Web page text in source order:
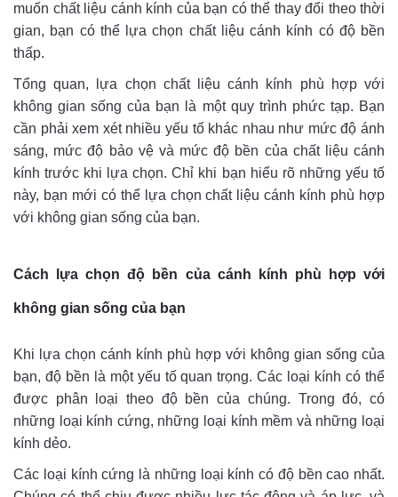
muốn chất liệu cánh kính của bạn có thể thay đổi theo thời
gian, bạn có thể lựa chọn chất liệu cánh kính có độ bền
thấp.
Tổng quan, lựa chọn chất liệu cánh kính phù hợp với
không gian sống của bạn là một quy trình phức tạp. Bạn
cần phải xem xét nhiều yếu tố khác nhau như mức độ ánh
sáng, mức độ bảo vệ và mức độ bền của chất liệu cánh
kính trước khi lựa chọn. Chỉ khi bạn hiểu rõ những yếu tố
này, bạn mới có thể lựa chọn chất liệu cánh kính phù hợp
với không gian sống của bạn.
Cách lựa chọn độ bền của cánh kính phù hợp với
không gian sống của bạn
Khi lựa chọn cánh kính phù hợp với không gian sống của
bạn, độ bền là một yếu tố quan trọng. Các loại kính có thể
được phân loại theo độ bền của chúng. Trong đó, có
những loại kính cứng, những loại kính mềm và những loại
kính dẻo.
Các loại kính cứng là những loại kính có độ bền cao nhất.